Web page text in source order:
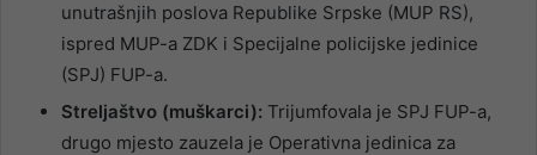
unutrašnjih poslova Republike Srpske (MUP RS),
ispred MUP-a ZDK i Specijalne policijske jedinice
(SPJ) FUP-a.
Streljaštvo (muškarci): Trijumfovala je SPJ FUP-a,
drugo mjesto zauzela je Operativna jedinica za